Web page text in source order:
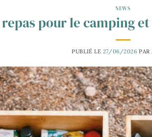
NEWS
pour le camping
PUBLIÉ LE 27/06/2026 PAR